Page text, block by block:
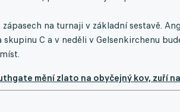
na turnaji v základní sestavě.
skupinu C a v neděli v Gelsenkirchenu
mění zlato na obyčejný kov, zuří